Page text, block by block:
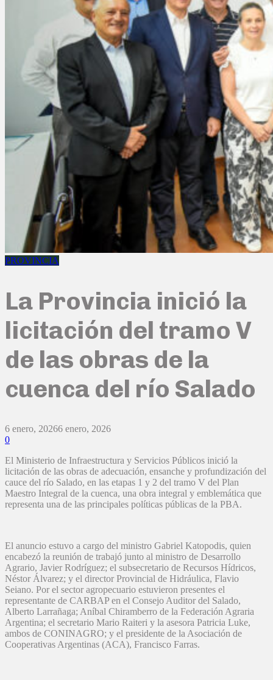
PROVINCIA
La Provincia inició la
licitación del tramo V
de las obras de la
cuenca del río Salado
6 enero, 20266 enero, 2026
0
El Ministerio de Infraestructura y Servicios Públicos inició la
licitación de las obras de adecuación, ensanche y profundización del
cauce del río Salado, en las etapas 1 y 2 del tramo V del Plan
Maestro Integral de la cuenca, una obra integral y emblemática que
representa una de las principales políticas públicas de la PBA.
El anuncio estuvo a cargo del ministro Gabriel Katopodis, quien
encabezó la reunión de trabajó junto al ministro de Desarrollo
Agrario, Javier Rodríguez; el subsecretario de Recursos Hídricos,
Néstor Álvarez; y el director Provincial de Hidráulica, Flavio
Seiano. Por el sector agropecuario estuvieron presentes el
representante de CARBAP en el Consejo Auditor del Salado,
Alberto Larrañaga; Aníbal Chiramberro de la Federación Agraria
Argentina; el secretario Mario Raiteri y la asesora Patricia Luke,
ambos de CONINAGRO; y el presidente de la Asociación de
Cooperativas Argentinas (ACA), Francisco Farras.